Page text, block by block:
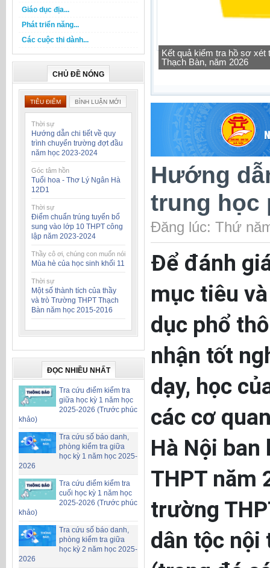
Giáo dục địa...
Phát triển năng...
Các cuộc thi dành...
CHỦ ĐỀ NÓNG
TIÊU ĐIỂM BÌNH LUẬN MỚI
Thời sự
Hướng dẫn chi tiết về quy
trình chuyển trường đợt đầu
năm học 2023-2024
Góc tâm hồn
Tuổi hoa - Thơ Lý Ngân Hà
12D1
Thời sự
Điểm chuẩn trúng tuyển bổ
sung vào lớp 10 THPT công
lập năm 2023-2024
Thầy cô ơi, chúng con muốn nói
Mùa hè của học sinh khối 11
Thời sự
Một số thành tích của thầy
và trò Trường THPT Thạch
Bàn năm học 2015-2016
ĐỌC NHIỀU NHẤT
Tra cứu điểm kiểm tra
giữa học kỳ 1 năm học
2025-2026 (Trước phúc
khảo)
Tra cứu số báo danh,
phòng kiểm tra giữa
học kỳ 1 năm học 2025-
2026
Tra cứu điểm kiểm tra
cuối học kỳ 1 năm học
2025-2026 (Trước phúc
khảo)
Tra cứu số báo danh,
phòng kiểm tra giữa
học kỳ 2 năm học 2025-
2026
Tra cứu thông tin lớp học
Hướng
trung học
Đăng lúc: Thứ
Để đánh
mục tiêu
dục phổ
nhận tốt
dạy, học
các cơ
Hà Nội
THPT năm
trường
dân tộc nội